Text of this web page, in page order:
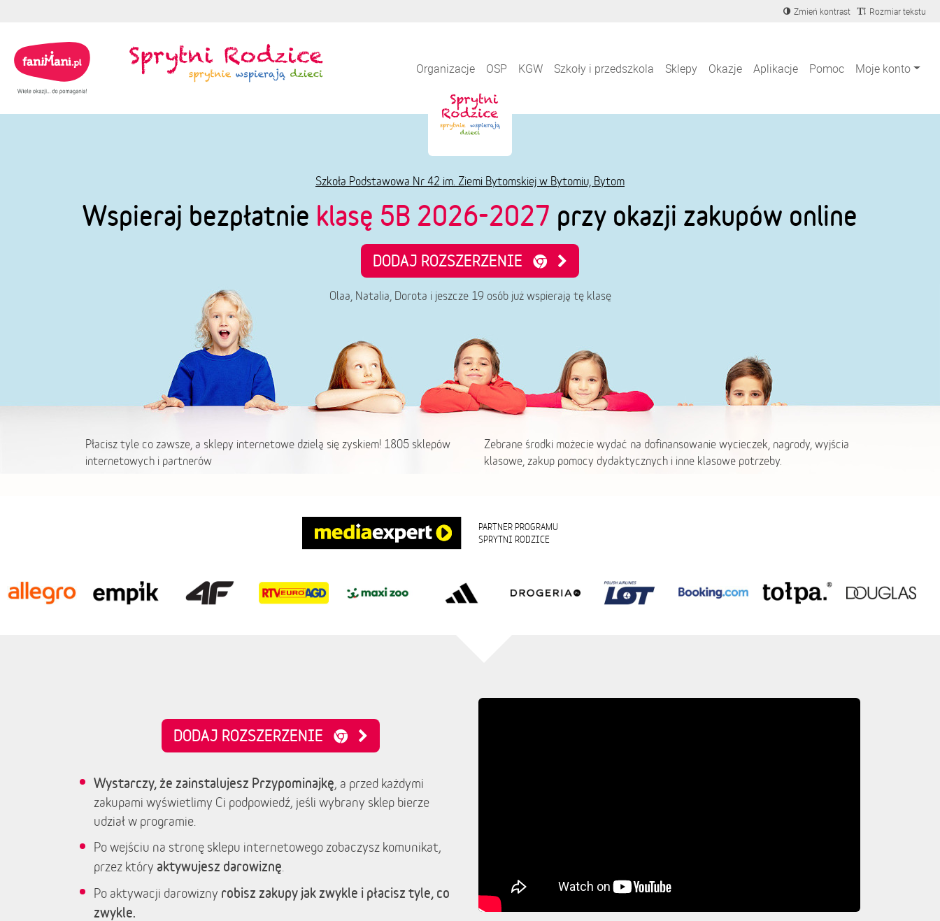
Zmień kontrast Rozmiar tekstu
Organizacje OSP KGW Szkoły i przedszkola Sklepy Okazje Aplikacje Pomoc Moje konto
Szkoła Podstawowa Nr 42 im. Ziemi Bytomskiej w Bytomiu, Bytom
Wspieraj bezpłatnie klasę 5B 2026-2027 przy okazji zakupów online
DODAJ ROZSZERZENIE
Olaa, Natalia, Dorota i jeszcze 19 osób już wspierają tę klasę
Płacisz tyle co zawsze, a sklepy internetowe dzielą się zyskiem! 1805 sklepów
internetowych i partnerów
Zebrane środki możecie wydać na dofinansowanie wycieczek, nagrody, wyjścia
klasowe, zakup pomocy dydaktycznych i inne klasowe potrzeby.
PARTNER PROGRAMU
SPRYTNI RODZICE
DODAJ ROZSZERZENIE
Wystarczy, że zainstalujesz Przypominajkę, a przed każdymi
zakupami wyświetlimy Ci podpowiedź, jeśli wybrany sklep bierze
udział w programie.
Po wejściu na stronę sklepu internetowego zobaczysz komunikat,
przez który aktywujesz darowiznę
Po aktywacji darowizny robisz zakupy jak zwykle i płacisz tyle, co
zwykle.